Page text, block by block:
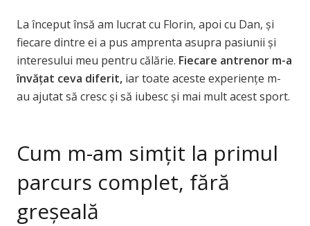
La început însă am lucrat cu Florin, apoi cu Dan, și
fiecare dintre ei a pus amprenta asupra pasiunii și
interesului meu pentru călărie. Fiecare antrenor m-a
învățat ceva diferit, iar toate aceste experiențe m-
au ajutat să cresc și să iubesc și mai mult acest sport.
Cum m-am simțit la primul
parcurs complet, fără
greșeală